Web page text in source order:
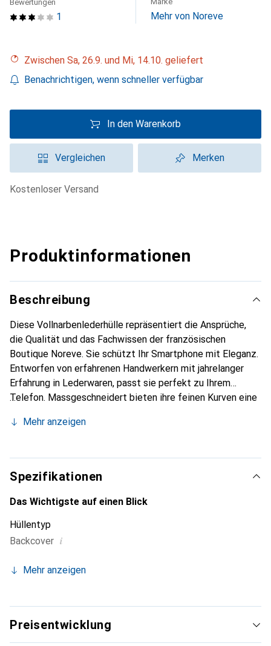
1
Bewertungen
Mehr von Noreve
Zwischen Sa, 26.9. und Mi, 14.10. geliefert
Benachrichtigen, wenn schneller verfügbar
In den Warenkorb
Vergleichen Merken
kostenloser Versand
Produktinformationen
Beschreibung
Diese Vollnarbenlederhülle repräsentiert die Ansprüche,
die Qualität und das Fachwissen der französischen
Boutique Noreve. Sie schützt Ihr Smartphone mit Eleganz.
Entworfen von erfahrenen Handwerkern mit jahrelanger
Erfahrung in Lederwaren, passt sie perfekt zu Ihrem
Telefon. Massgeschneidert bieten ihre feinen Kurven eine
unverzichtbaren Accessoire für Ihr Smartphone.
die Marke Noreve eine zuverlässige Wahl für eine
anspruchsvolle Kundschaft.
Mehr anzeigen
Spezifikationen
Das Wichtigste auf einen Blick
Hüllentyp
Backcover i
Mehr anzeigen
Preisentwicklung